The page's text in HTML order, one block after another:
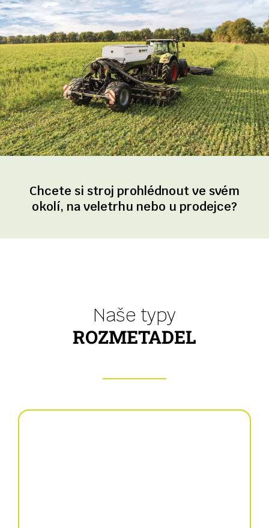
Chcete si stroj prohlédnout ve svém
okolí, na veletrhu nebo u prodejce?
Naše typy
ROZMETADEL